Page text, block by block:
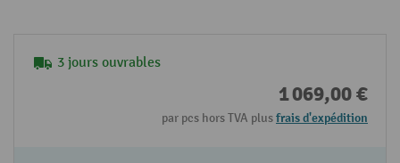
3 jours ouvrables
1 069,00 €
par pcs hors TVA plusfrais d'expédition